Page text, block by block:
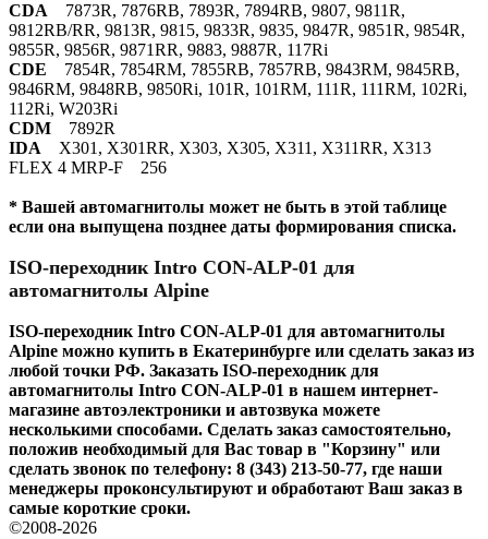
CDA
7873R, 7876RB, 7893R, 7894RB, 9807, 9811R,
9812RB/RR, 9813R, 9815, 9833R, 9835, 9847R, 9851R, 9854R,
9855R, 9856R, 9871RR, 9883, 9887R, 117Ri
CDE 7854R, 7854RM, 7855RB, 7857RB, 9843RM, 9845RB,
9846RM, 9848RB, 9850Ri, 101R, 101RM, 111R, 111RM, 102Ri,
112Ri, W203Ri
CDM
7892R
IDA
X301, X301RR, X303, X305, X311, X311RR, X313
FLEX 4 MRP-F 256
* Вашей автомагнитолы может не быть в этой таблице
если она выпущена позднее даты формирования списка.
ISO-переходник Intro CON-ALP-01 для
автомагнитолы Alpine
ISO-переходник Intro CON-ALP-01 для автомагнитолы
Alpine можно купить в Екатеринбурге или сделать заказ из
любой точки РФ. Заказать ISO-переходник для
автомагнитолы Intro CON-ALP-01 в нашем интернет-
магазине автоэлектроники и автозвука можете
несколькими способами. Сделать заказ самостоятельно,
положив необходимый для Вас товар в "Корзину" или
сделать звонок по телефону: 8 (343) 213-50-77, где наши
менеджеры проконсультируют и обработают Ваш заказ в
самые короткие сроки.
©2008-2026